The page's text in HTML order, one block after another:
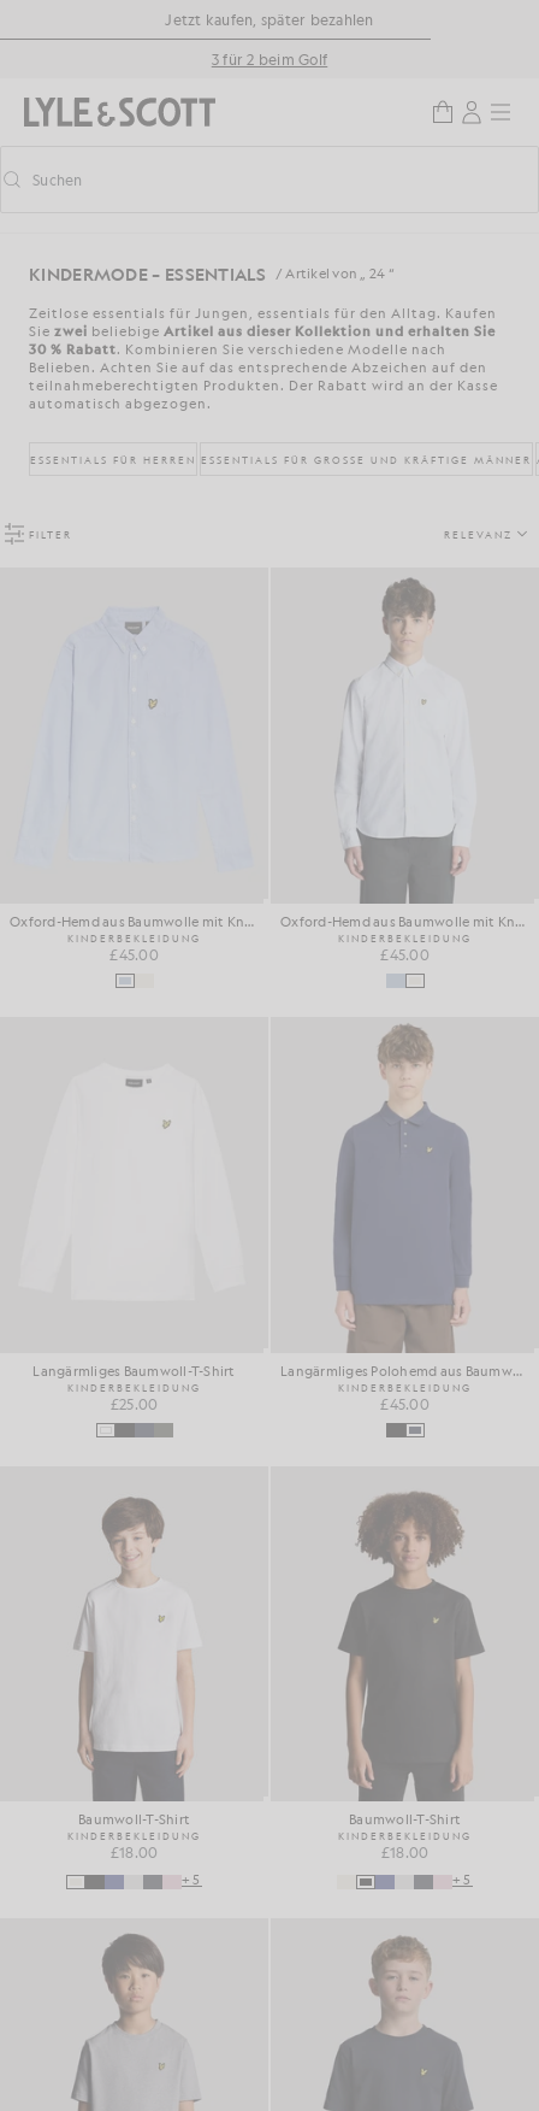
Zum Hauptinhalt springen
Informationen zur Barrierefreiheit
Jetzt kaufen, später bezahlen
3 für 2 beim Golf
Vorausschauende Suche ein-/ausschalten
Suchen
KINDERMODE – ESSENTIALS / Artikel von „ 24 “
Zeitlose essentials für Jungen, essentials für den Alltag. Kaufen
Sie zwei beliebige Artikel aus dieser Kollektion und erhalten Sie
30 % Rabatt. Kombinieren Sie verschiedene Modelle nach
Belieben. Achten Sie auf das entsprechende Abzeichen auf den
teilnahmeberechtigten Produkten. Der Rabatt wird an der Kasse
automatisch abgezogen.
ESSENTIALS FÜR HERREN ESSENTIALS FÜR GROSSE UND KRÄFTIGE MÄNNER
FILTER RELEVANZ
Oxford-Hemd aus Baumwolle mit Knopfleiste
KINDERBEKLEIDUNG
£45.00
Oxford-Hemd aus Baumwolle mit Knopfleiste
KINDERBEKLEIDUNG
£45.00
Langärmliges Baumwoll-T-Shirt
KINDERBEKLEIDUNG
£25.00
Langärmliges Polohemd aus Baumwolle
KINDERBEKLEIDUNG
£45.00
Baumwoll-T-Shirt
KINDERBEKLEIDUNG
£18.00
+5
Baumwoll-T-Shirt
KINDERBEKLEIDUNG
£18.00
+5